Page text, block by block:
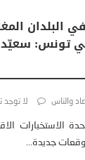
البلدان
تونس:
والناس لا توجد
جديدة...